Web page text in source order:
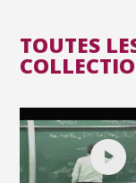
TOUTES